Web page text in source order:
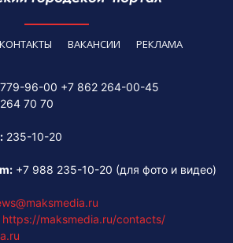
КОНТАКТЫ ВАКАНСИИ РЕКЛАМА
96-00 +7 862 264-00-45
264 70 70
235-10-20
+7 988 235-10-20 (для фото и видео)
https://maksmedia.ru/contacts/